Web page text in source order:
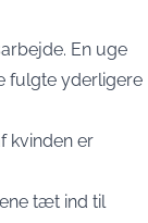
En uge
fulgte yderligere
kvinden er
tæt ind til